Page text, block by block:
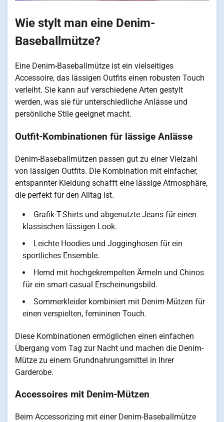
Wie stylt man eine Denim-
Baseballmütze?
Eine Denim-Baseballmütze ist ein vielseitiges
Accessoire, das lässigen Outfits einen robusten Touch
verleiht. Sie kann auf verschiedene Arten gestylt
werden, was sie für unterschiedliche Anlässe und
persönliche Stile geeignet macht.
Outfit-Kombinationen für lässige Anlässe
Denim-Baseballmützen passen gut zu einer Vielzahl
von lässigen Outfits. Die Kombination mit einfacher,
entspannter Kleidung schafft eine lässige Atmosphäre,
die perfekt für den Alltag ist.
Grafik-T-Shirts und abgenutzte Jeans für einen
klassischen lässigen Look.
Leichte Hoodies und Jogginghosen für ein
sportliches Ensemble.
Hemd mit hochgekrempelten Ärmeln und Chinos
für ein smart-casual Erscheinungsbild.
Sommerkleider kombiniert mit Denim-Mützen für
einen verspielten, femininen Touch.
Diese Kombinationen ermöglichen einen einfachen
Übergang vom Tag zur Nacht und machen die Denim-
Mütze zu einem Grundnahrungsmittel in Ihrer
Garderobe.
Accessoires mit Denim-Mützen
Beim Accessorizing mit einer Denim-Baseballmütze